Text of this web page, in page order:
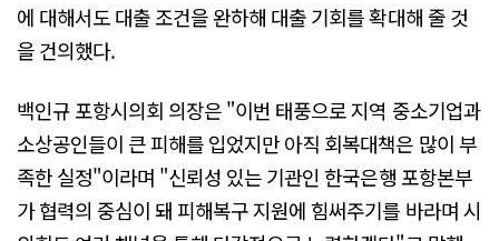
에 대해서도 대출 조건을 완하해 대출 기회를 확대해 줄 것
을 건의했다.
백인규 포항시의회 의장은 "이번 태풍으로 지역 중소기업과
소상공인들이 큰 피해를 입었지만 아직 회복대책은 많이 부
족한 실정"이라며 "신뢰성 있는 기관인 한국은행 포항본부
가 협력의 중심이 돼 피해복구 지원에 힘써주기를 바라며 시